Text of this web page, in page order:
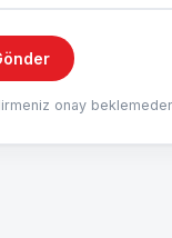
onay beklemeden